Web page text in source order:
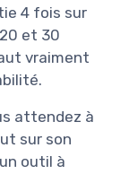
4 fois sur
et 30
vraiment
attendez à
sur son
outil à